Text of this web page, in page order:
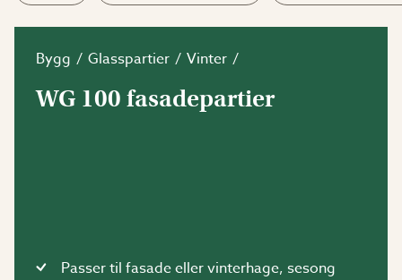
Bygg Glasspartier Vinter
WG 100 fasadepartier
Passer til fasade eller vinterhage, sesong